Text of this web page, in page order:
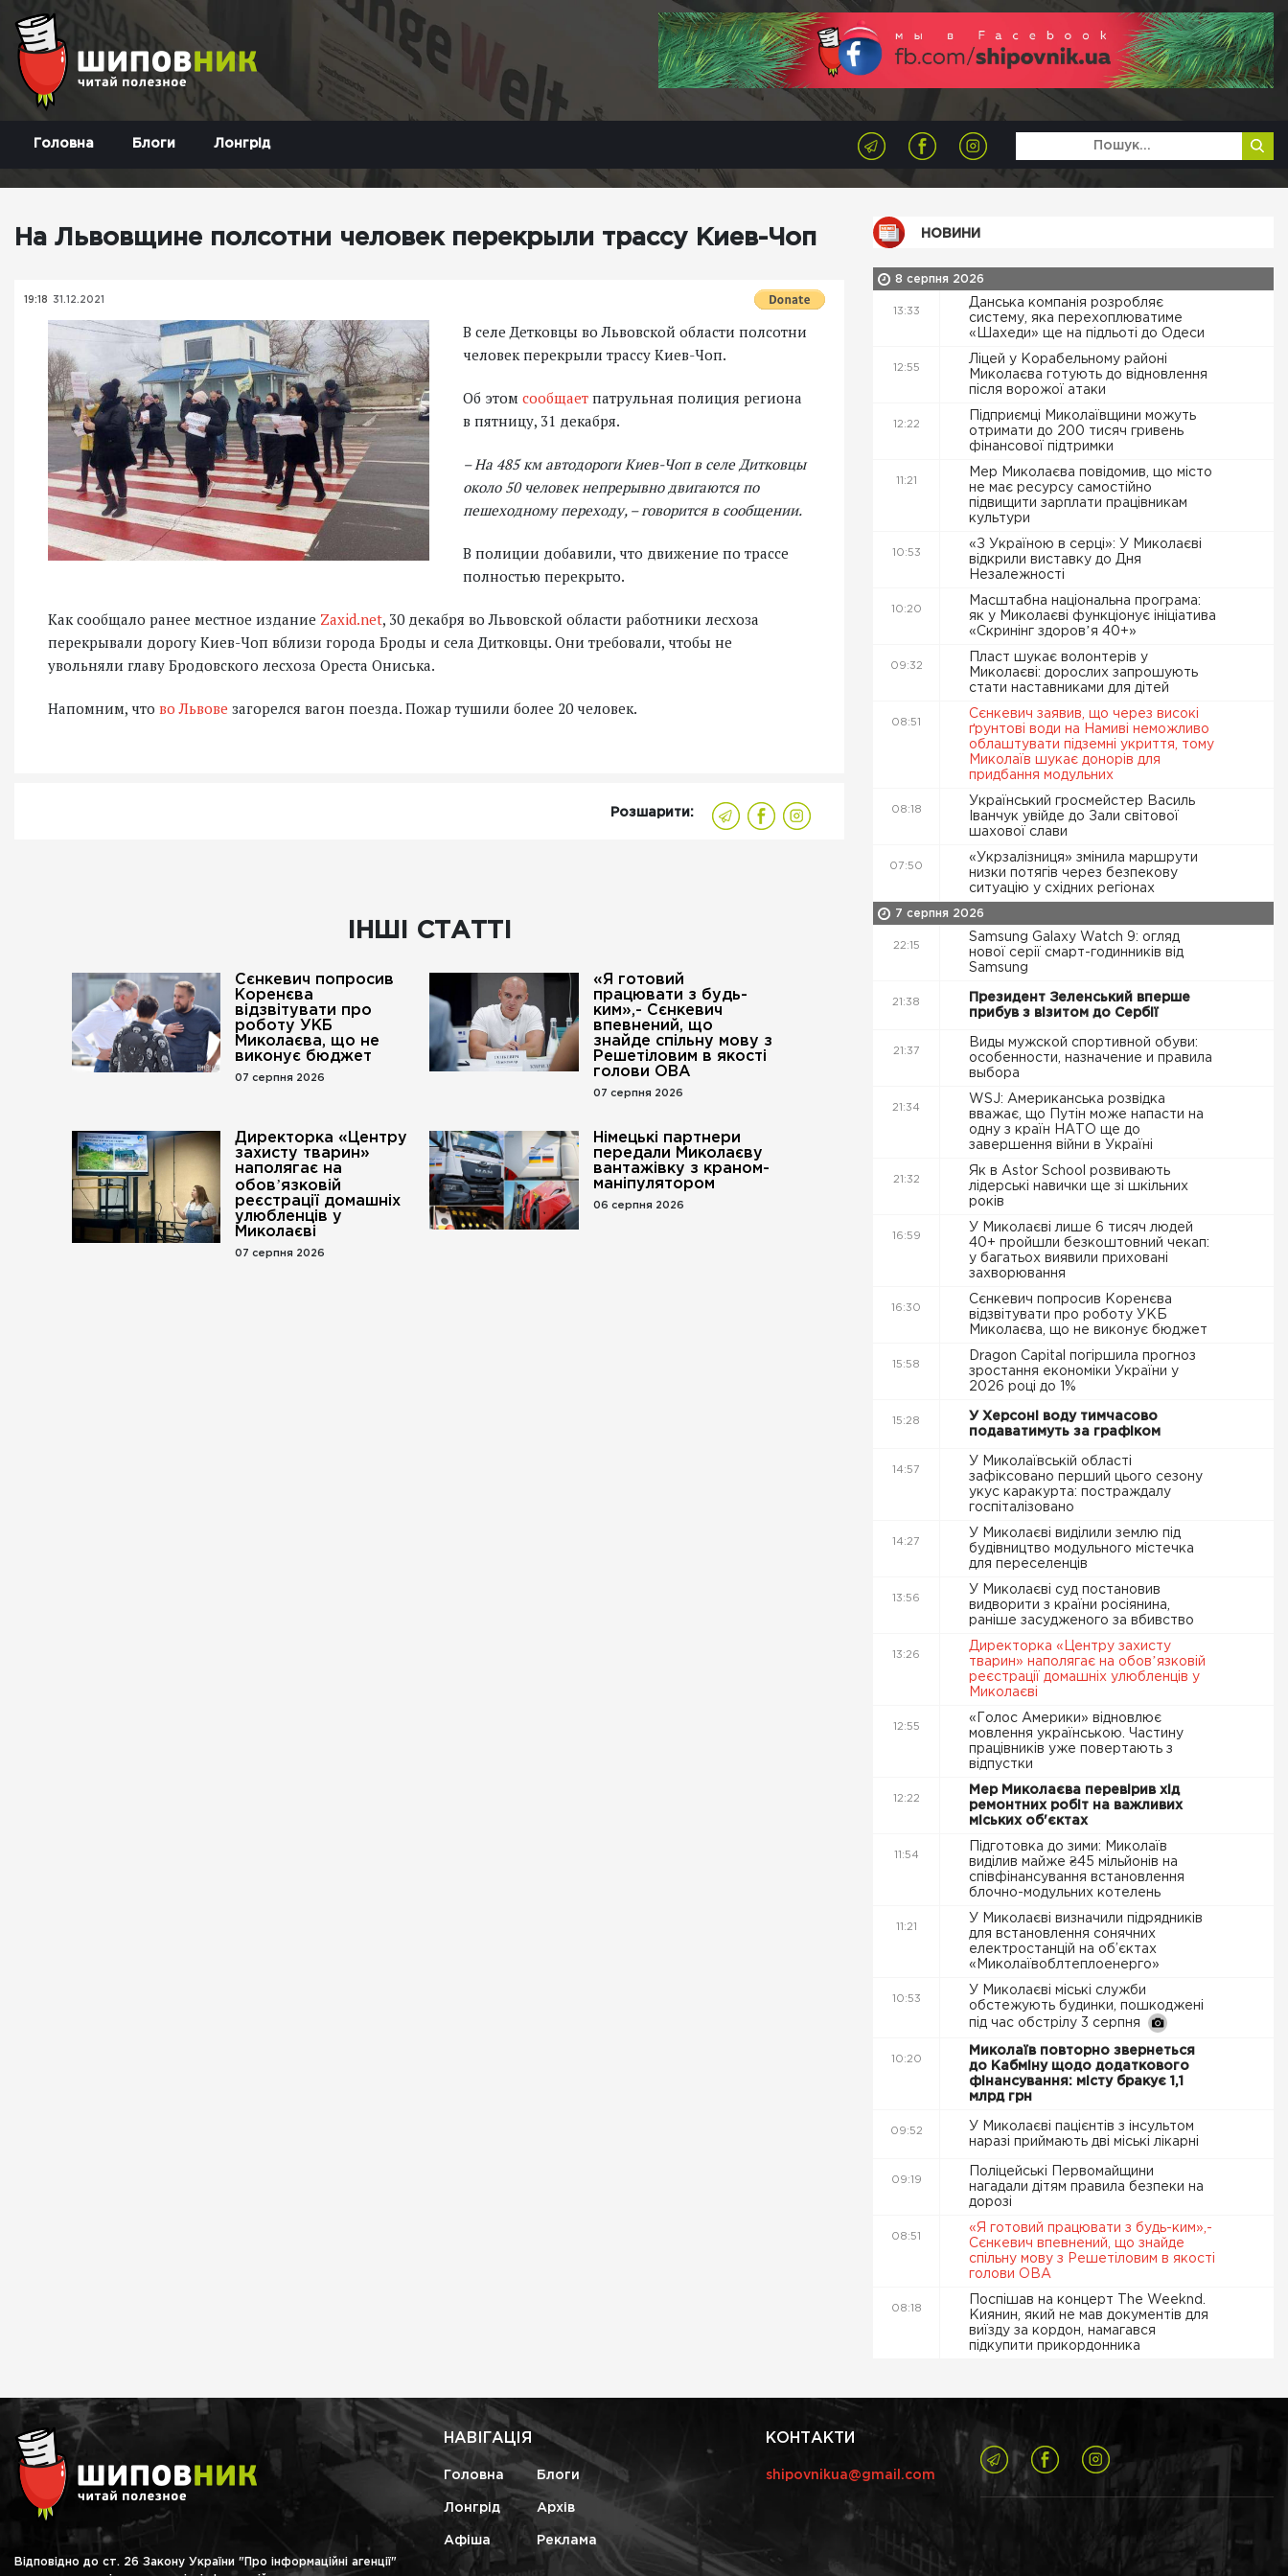
Головна Блоги Лонгрід
На Львовщине полсотни человек перекрыли трассу Киев-Чоп
19:18 31.12.2021
В селе Детковцы во Львовской области полсотни
человек перекрыли трассу Киев-Чоп.
Об этом сообщает патрульная полиция региона
в пятницу, 31 декабря.
– На 485 км автодороги Киев-Чоп в селе Дитковцы
около 50 человек непрерывно двигаются по
пешеходному переходу, – говорится в сообщении.
В полиции добавили, что движение по трассе
полностью перекрыто.
Как сообщало ранее местное издание Zaxid.net, 30 декабря во Львовской области работники лесхоза
перекрывали дорогу Киев-Чоп вблизи города Броды и села Дитковцы. Они требовали, чтобы не
увольняли главу Бродовского лесхоза Ореста Ониська.
Напомним, что во Львове загорелся вагон поезда. Пожар тушили более 20 человек.
Розшарити:
ІНШІ СТАТТІ
Сєнкевич попросив
Коренєва
відзвітувати про
роботу УКБ
Миколаєва, що не
виконує бюджет
07 серпня 2026
«Я готовий
працювати з будь-
ким»,- Сєнкевич
впевнений, що
знайде спільну мову з
Решетіловим в якості
голови ОВА
07 серпня 2026
Директорка «Центру
захисту тварин»
наполягає на
обовʼязковій
реєстрації домашніх
улюбленців у
Миколаєві
07 серпня 2026
Німецькі партнери
передали Миколаєву
вантажівку з краном-
маніпулятором
06 серпня 2026
НОВИНИ
8 серпня 2026
13:33
Данська компанія розробляє
систему, яка перехоплюватиме
«Шахеди» ще на підльоті до Одеси
12:55
Ліцей у Корабельному районі
Миколаєва готують до відновлення
після ворожої атаки
12:22
Підприємці Миколаївщини можуть
отримати до 200 тисяч гривень
фінансової підтримки
11:21
Мер Миколаєва повідомив, що місто
не має ресурсу самостійно
підвищити зарплати працівникам
культури
10:53
«З Україною в серці»: У Миколаєві
відкрили виставку до Дня
Незалежності
10:20
Масштабна національна програма:
як у Миколаєві функціонує ініціатива
«Скринінг здоровʼя 40+»
09:32
Пласт шукає волонтерів у
Миколаєві: дорослих запрошують
стати наставниками для дітей
08:51
Сєнкевич заявив, що через високі
ґрунтові води на Намиві неможливо
облаштувати підземні укриття, тому
Миколаїв шукає донорів для
придбання модульних
08:18
Український гросмейстер Василь
Іванчук увійде до Зали світової
шахової слави
07:50
«Укрзалізниця» змінила маршрути
низки потягів через безпекову
ситуацію у східних регіонах
7 серпня 2026
22:15
Samsung Galaxy Watch 9: огляд
нової серії смарт-годинників від
Samsung
21:38
Президент Зеленський вперше
прибув з візитом до Сербії
21:37
Виды мужской спортивной обуви:
особенности, назначение и правила
выбора
21:34
WSJ: Американська розвідка
вважає, що Путін може напасти на
одну з країн НАТО ще до
завершення війни в Україні
21:32
Як в Astor School розвивають
лідерські навички ще зі шкільних
років
16:59
У Миколаєві лише 6 тисяч людей
40+ пройшли безкоштовний чекап:
у багатьох виявили приховані
захворювання
16:30
Сєнкевич попросив Коренєва
відзвітувати про роботу УКБ
Миколаєва, що не виконує бюджет
15:58
Dragon Capital погіршила прогноз
зростання економіки України у
2026 році до 1%
15:28
У Херсоні воду тимчасово
подаватимуть за графіком
14:57
У Миколаївській області
зафіксовано перший цього сезону
укус каракурта: постраждалу
госпіталізовано
14:27
У Миколаєві виділили землю під
будівництво модульного містечка
для переселенців
13:56
У Миколаєві суд постановив
видворити з країни росіянина,
раніше засудженого за вбивство
13:26
Директорка «Центру захисту
тварин» наполягає на обовʼязковій
реєстрації домашніх улюбленців у
Миколаєві
12:55
«Голос Америки» відновлює
мовлення українською. Частину
працівників уже повертають з
відпустки
12:22
Мер Миколаєва перевірив хід
ремонтних робіт на важливих
міських об'єктах
11:54
Підготовка до зими: Миколаїв
виділив майже ₴45 мільйонів на
співфінансування встановлення
блочно-модульних котелень
11:21
У Миколаєві визначили підрядників
для встановлення сонячних
електростанцій на об’єктах
«Миколаївоблтеплоенерго»
10:53
У Миколаєві міські служби
обстежують будинки, пошкоджені
під час обстрілу 3 серпня
10:20
Миколаїв повторно звернеться
до Кабміну щодо додаткового
фінансування: місту бракує 1,1
млрд грн
09:52
У Миколаєві пацієнтів з інсультом
наразі приймають дві міські лікарні
09:19
Поліцейські Первомайщини
нагадали дітям правила безпеки на
дорозі
08:51
«Я готовий працювати з будь-ким»,-
Сєнкевич впевнений, що знайде
спільну мову з Решетіловим в якості
голови ОВА
08:18
Поспішав на концерт The Weeknd.
Киянин, який не мав документів для
виїзду за кордон, намагався
підкупити прикордонника
Відповідно до ст. 26 Закону України "Про інформаційні агенції"
НАВІГАЦІЯ
Головна Блоги
Лонгрід Архів
Афіша Реклама
КОНТАКТИ
shipovnikua@gmail.com